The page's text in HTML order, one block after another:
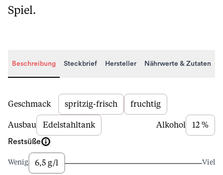
Spiel.
Beschreibung Steckbrief Hersteller Nährwerte & Zutaten
Beschreibung
Geschmack spritzig-frisch fruchtig
Ausbau Edelstahltank Alkohol 12 %
Restsüße
Wenig 6,5 g/l Viel